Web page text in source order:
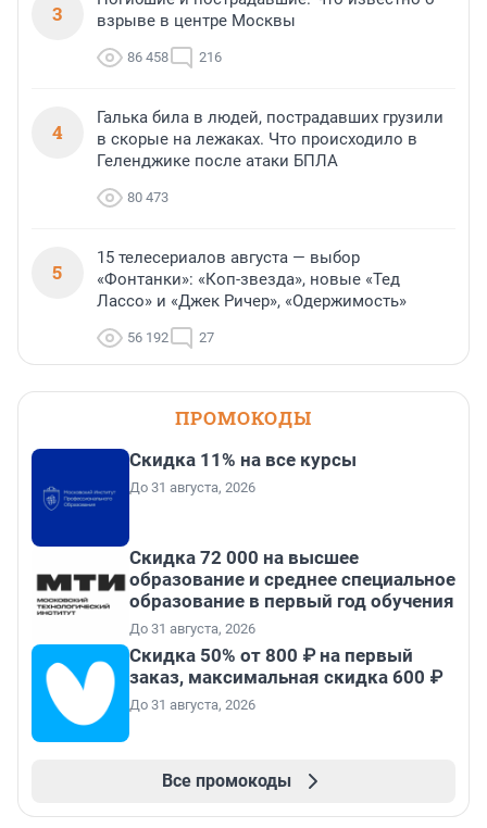
3
взрыве в центре Москвы
86 458 216
4
Галька била в людей, пострадавших грузили
в скорые на лежаках. Что происходило в
Геленджике после атаки БПЛА
80 473
5
15 телесериалов августа — выбор
«Фонтанки»: «Коп-звезда», новые «Тед
Лассо» и «Джек Ричер», «Одержимость»
56 192 27
ПРОМОКОДЫ
Скидка 11% на все курсы
До 31 августа, 2026
Скидка 72 000 на высшее
образование и среднее специальное
образование в первый год обучения
До 31 августа, 2026
Скидка 50% от 800 ₽ на первый
заказ, максимальная скидка 600 ₽
До 31 августа, 2026
Все промокоды